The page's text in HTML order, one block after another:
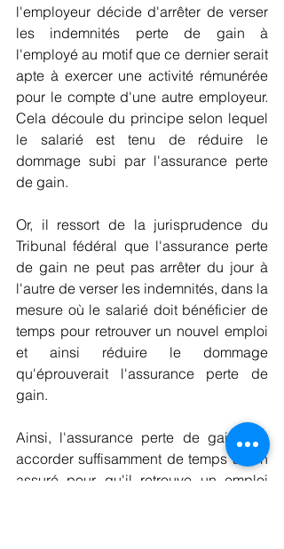
l'employeur décide d'arrêter de verser
les indemnités perte de gain à
l'employé au motif que ce dernier serait
apte à exercer une activité rémunérée
pour le compte d'une autre employeur.
Cela découle du principe selon lequel
le salarié est tenu de réduire le
dommage subi par l'assurance perte
de gain.
Or, il ressort de la jurisprudence du
Tribunal fédéral que l'assurance perte
de gain ne peut pas arrêter du jour à
l'autre de verser les indemnités, dans la
mesure où le salarié doit bénéficier de
temps pour retrouver un nouvel emploi
et ainsi réduire le dommage
qu'éprouverait l'assurance perte de
gain.
Ainsi, l'assurance perte de gain doit
accorder suffisamment de temps à son
assuré pour qu'il retrouve un emploi